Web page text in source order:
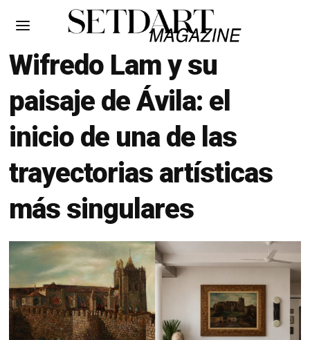
Wifredo Lam y su
paisaje de Ávila: el
inicio de una de las
trayectorias artísticas
más singulares